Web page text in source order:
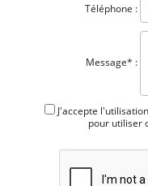
Téléphone :
Message* :
J'accepte
pour utiliser